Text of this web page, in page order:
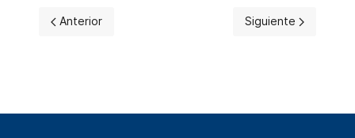
Artículo anterior: LISTADO NO APTOS POSTULANTES A
Anterior Artículo siguiente:
Siguiente